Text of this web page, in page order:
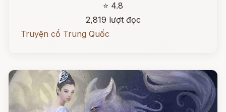
⭐ 4.8
2,819 lượt đọc
Truyện cổ Trung Quốc